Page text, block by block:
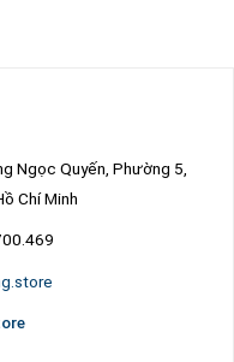
Ngọc Quyến, Phường 5,
Chí Minh